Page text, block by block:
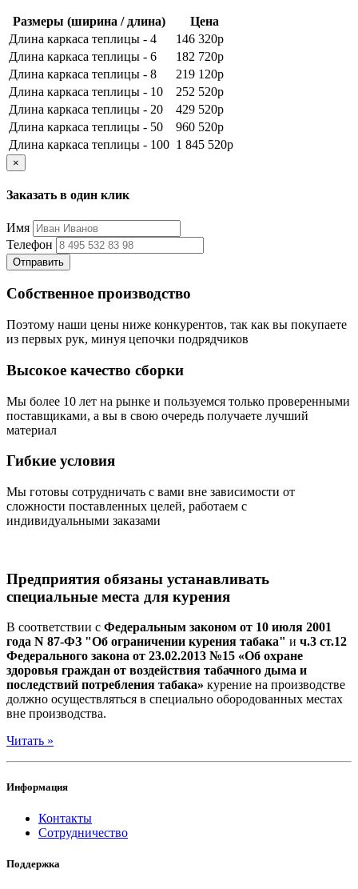
Размеры (ширина / длина)
Цена
Длина каркаса теплицы - 4
146 320р
Длина каркаса теплицы - 6
182 720р
Длина каркаса теплицы - 8
219 120р
Длина каркаса теплицы - 10
252 520р
Длина каркаса теплицы - 20
429 520р
Длина каркаса теплицы - 50
960 520р
Длина каркаса теплицы - 100 1 845 520р
×
Заказать в один клик
Имя
Телефон
Отправить
Собственное производство
Поэтому наши цены ниже конкурентов, так как вы покупаете
из первых рук, минуя цепочки подрядчиков
Высокое качество сборки
Мы более 10 лет на рынке и пользуемся только проверенными
поставщиками, а вы в свою очередь получаете лучший
материал
Гибкие условия
Мы готовы сотрудничать с вами вне зависимости от
сложности поставленных целей, работаем с
индивидуальными заказами
Предприятия обязаны устанавливать
специальные места для курения
В соответствии с Федеральным законом от 10 июля 2001
года N 87-ФЗ "Об ограничении курения табака" и ч.3 ст.12
Федерального закона от 23.02.2013 №15 «Об охране
здоровья граждан от воздействия табачного дыма и
последствий потребления табака» курение на производстве
должно осуществляться в специально обородованных местах
вне производства.
Читать »
Информация
Контакты
Сотрудничество
Поддержка